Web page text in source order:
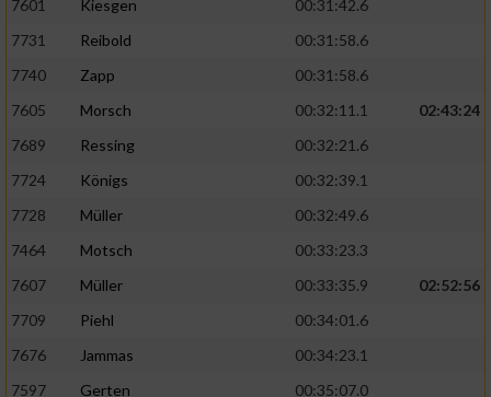
7601
Kiesgen
00:31:42.6
7731
Reibold
00:31:58.6
7740
Zapp
00:31:58.6
7605
Morsch 00:32:11.1
02:43:24
7689
Ressing
00:32:21.6
7724
Königs
00:32:39.1
7728
Müller
00:32:49.6
7464
Motsch
00:33:23.3
7607
Müller 00:33:35.9
02:52:56
7709
Piehl
00:34:01.6
7676
Jammas
00:34:23.1
7597
Gerten
00:35:07.0
Verwendung reduzierter Daten zur Auswahl
von Werbeanzeigen
Erstellung von Profilen für personalisierte
Verwendung von Profilen zur Auswahl
Erstellung von Profilen zur Personalisierung
Verwendung von Profilen zur Auswahl
Messung der Werbeleistung